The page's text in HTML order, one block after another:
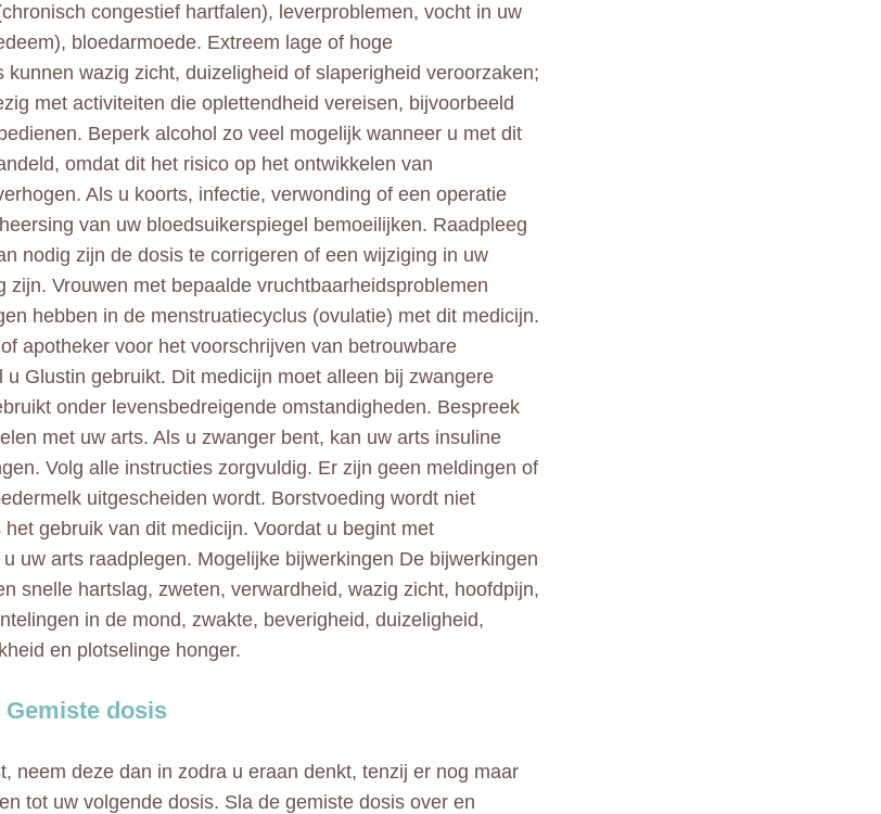
congestief hartfalen), leverproblemen, vocht in uw
bloedarmoede. Extreem lage of hoge
kunnen wazig zicht, duizeligheid of slaperigheid veroorzaken;
met activiteiten die oplettendheid vereisen, bijvoorbeeld
Beperk alcohol zo veel mogelijk wanneer u met dit
omdat dit het risico op het ontwikkelen van
Als u koorts, infectie, verwonding of een operatie
van uw bloedsuikerspiegel bemoeilijken. Raadpleeg
nodig zijn de dosis te corrigeren of een wijziging in uw
zijn. Vrouwen met bepaalde vruchtbaarheidsproblemen
hebben in de menstruatiecyclus (ovulatie) met dit medicijn.
apotheker voor het voorschrijven van betrouwbare
u Glustin gebruikt. Dit medicijn moet alleen bij zwangere
onder levensbedreigende omstandigheden. Bespreek
met uw arts. Als u zwanger bent, kan uw arts insuline
Volg alle instructies zorgvuldig. Er zijn geen meldingen of
uitgescheiden wordt. Borstvoeding wordt niet
gebruik van dit medicijn. Voordat u begint met
uw arts raadplegen. Mogelijke bijwerkingen De bijwerkingen
snelle hartslag, zweten, verwardheid, wazig zicht, hoofdpijn,
in de mond, zwakte, beverigheid, duizeligheid,
en plotselinge honger.
dosis
neem deze dan in zodra u eraan denkt, tenzij er nog maar
tot uw volgende dosis. Sla de gemiste dosis over en